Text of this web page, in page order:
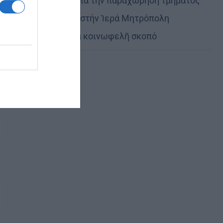
στρατοπέδου στήν Ἱερά Μητρόπολη
Καστορίας γιά κοινωφελῆ σκοπό